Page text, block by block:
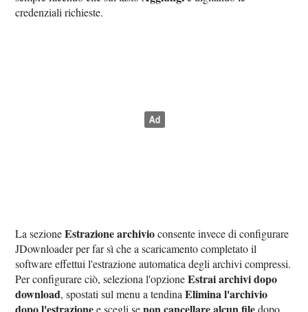
credenziali richieste.
La sezioneEstrazione archivioconsente invece di configurare
JDownloader per far sì che a scaricamento completato il
software effettui l'estrazione automatica degli archivi compressi.
Per configurare ciò, seleziona l'opzioneEstrai archivi dopo
download, spostati sul menu a tendinaElimina l'archivio
e scegli se dopo